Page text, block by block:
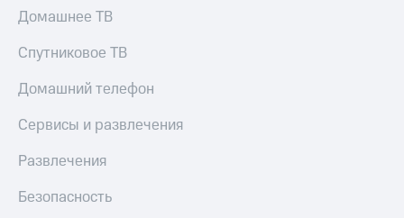
Домашнее ТВ
Спутниковое ТВ
Домашний телефон
Сервисы и развлечения
Развлечения
Безопасность